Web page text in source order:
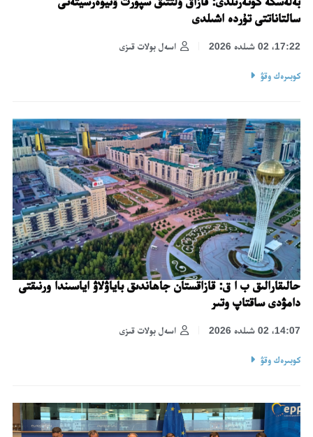
سالتاناتتى تۇردە اشىلدى
اسەل بولات قىزى 17:22، 02 شىلدە 2026
كوبىرەك وقۋ
حالىقارالىق ب ا ق: قازاقستان جاھاندىق باياۋلاۋ اياسىندا ورنىقتى
دامۋدى ساقتاپ وتىر
اسەل بولات قىزى 14:07، 02 شىلدە 2026
كوبىرەك وقۋ